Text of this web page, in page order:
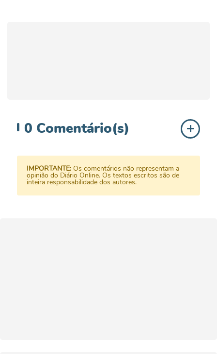
0 Comentário(s)
IMPORTANTE: Os comentários não representam a
opinião do Diário Online. Os textos escritos são de
inteira responsabilidade dos autores.